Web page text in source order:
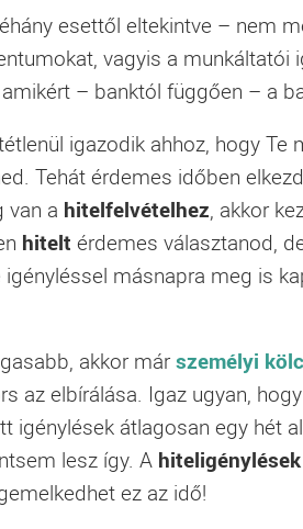
esettől eltekintve – nem
vagyis a munkáltatói
– banktól függően – a
igazodik ahhoz, hogy Te
Tehát érdemes időben
van a hitelfelvételhez, akkor
hitelt érdemes választanod,
igényléssel másnapra meg is
akkor márszemélyi
az elbírálása. Igaz ugyan,
igénylések átlagosan egy hét
lesz így. A hiteligénylések
ez az idő!